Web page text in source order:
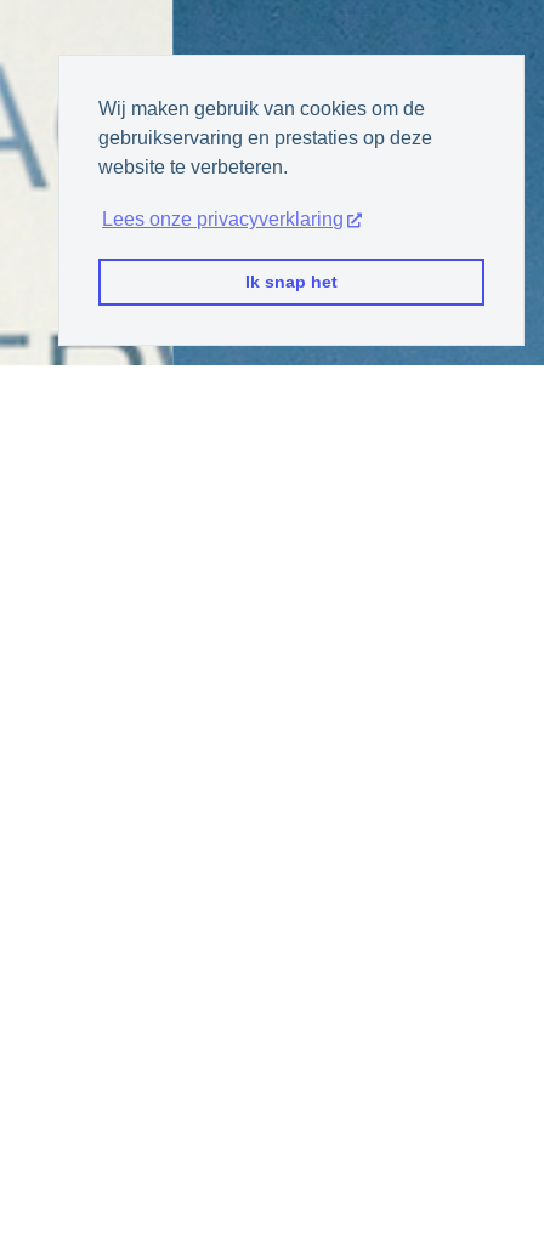
Wij maken gebruik van cookies om de
gebruikservaring en prestaties op deze
website te verbeteren.
Lees onze privacyverklaring
Ik snap het